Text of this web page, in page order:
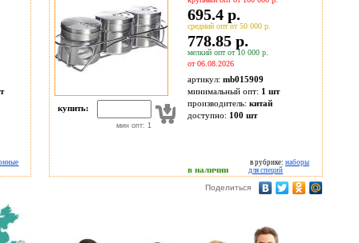
купить:
мин опт: 1
695.4 р.
средний опт от 50 000 р.
778.85 р.
мелкий опт от 10 000 р.
от 06.08.2026
артикул: mb015909
минимальный опт: 1 шт
производитель: китай
доступно: 100 шт
в наличии
в рубрике: наборы
для специй
Поделиться